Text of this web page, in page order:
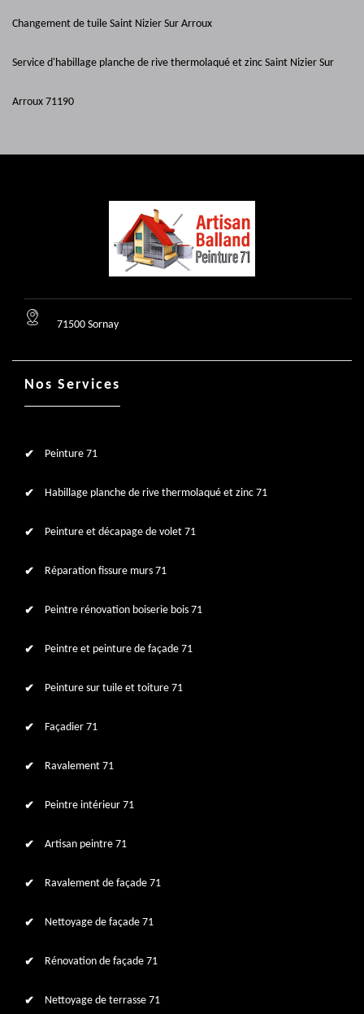
Changement de tuile Saint Nizier Sur Arroux
Service d'habillage planche de rive thermolaqué et zinc Saint Nizier Sur
Arroux 71190
71500 Sornay
Nos Services
Peinture 71
Habillage planche de rive thermolaqué et zinc 71
Peinture et décapage de volet 71
Réparation fissure murs 71
Peintre rénovation boiserie bois 71
Peintre et peinture de façade 71
Peinture sur tuile et toiture 71
Façadier 71
Ravalement 71
Peintre intérieur 71
Artisan peintre 71
Ravalement de façade 71
Nettoyage de façade 71
Rénovation de façade 71
Nettoyage de terrasse 71